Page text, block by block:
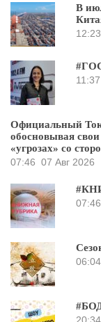
В
12:23
11:37
Официальный
обосновывая
«угрозах» со
07:46 07 Авг 2026
07:46
06:04
20:34